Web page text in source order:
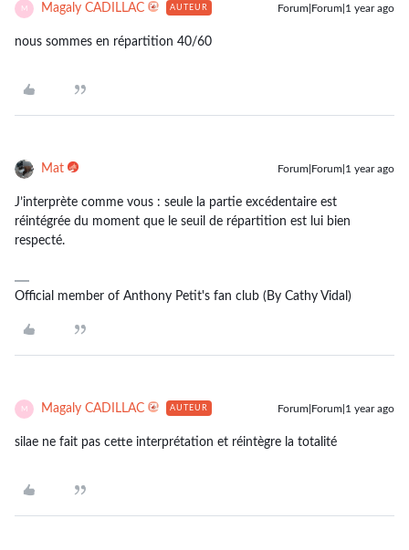
M Magaly CADILLAC AUTEUR Forum|Forum|1 year ago
nous sommes en répartition 40/60
Mat Forum|Forum|1 year ago
J’interprète comme vous : seule la partie excédentaire est
réintégrée du moment que le seuil de répartition est lui bien
respecté.
Official member of Anthony Petit's fan club (By Cathy Vidal)
M Magaly CADILLAC AUTEUR Forum|Forum|1 year ago
silae ne fait pas cette interprétation et réintègre la totalité